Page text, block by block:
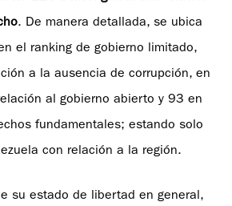
. De manera detallada, se ubica
el ranking de gobierno limitado,
a la ausencia de corrupción, en
al gobierno abierto y 93 en
fundamentales; estando solo
con relación a la región.
su estado de libertad en general,